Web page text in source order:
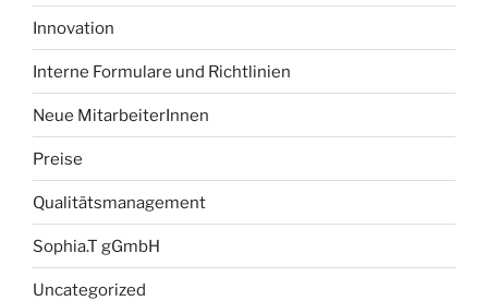
Innovation
Interne Formulare und Richtlinien
Neue MitarbeiterInnen
Preise
Qualitätsmanagement
Sophia.T gGmbH
Uncategorized